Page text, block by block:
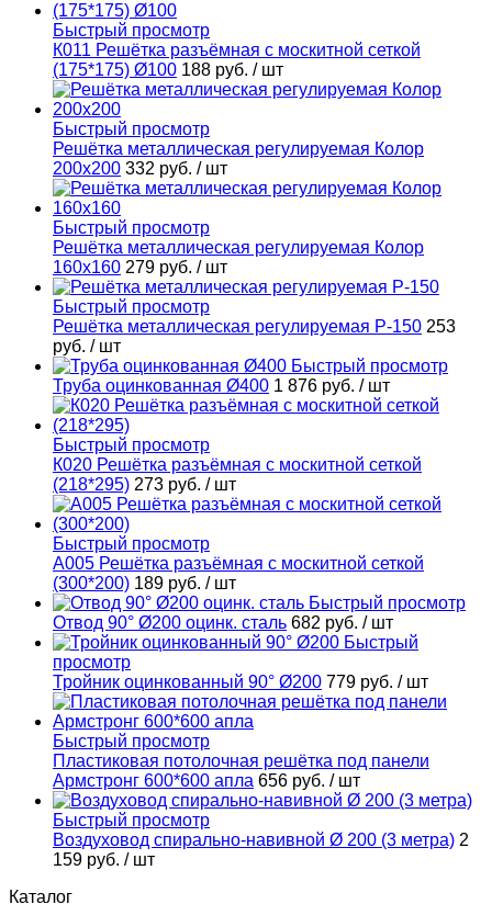
Быстрый просмотр
К011 Решётка разъёмная с москитной сеткой
(175*175) Ø100 188 руб. / шт
Быстрый просмотр
Решётка металлическая регулируемая Колор
200х200 332 руб. / шт
Быстрый просмотр
Решётка металлическая регулируемая Колор
160х160 279 руб. / шт
Быстрый просмотр
Решётка металлическая регулируемая Р-150 253
руб. / шт
Быстрый просмотр
Труба оцинкованная Ø400 1 876 руб. / шт
Быстрый просмотр
К020 Решётка разъёмная с москитной сеткой
(218*295) 273 руб. / шт
Быстрый просмотр
А005 Решётка разъёмная с москитной сеткой
(300*200) 189 руб. / шт
Быстрый просмотр
Отвод 90° Ø200 оцинк. сталь 682 руб. / шт
Быстрый
просмотр
Тройник оцинкованный 90° Ø200 779 руб. / шт
Быстрый просмотр
Пластиковая потолочная решётка под панели
Армстронг 600*600 апла 656 руб. / шт
Быстрый просмотр
Воздуховод спирально-навивной Ø 200 (3 метра) 2
159 руб. / шт
Каталог